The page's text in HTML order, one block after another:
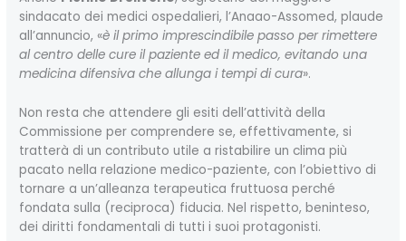
sindacato dei medici ospedalieri, l’Anaao-Assomed, plaude
all’annuncio, «è il primo imprescindibile passo per rimettere
al centro delle cure il paziente ed il medico, evitando una
medicina difensiva che allunga i tempi di cura».
Non resta che attendere gli esiti dell’attività della
Commissione per comprendere se, effettivamente, si
tratterà di un contributo utile a ristabilire un clima più
pacato nella relazione medico-paziente, con l’obiettivo di
tornare a un’alleanza terapeutica fruttuosa perché
fondata sulla (reciproca) fiducia. Nel rispetto, beninteso,
dei diritti fondamentali di tutti i suoi protagonisti.